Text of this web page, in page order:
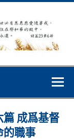
成爲基督
的職事